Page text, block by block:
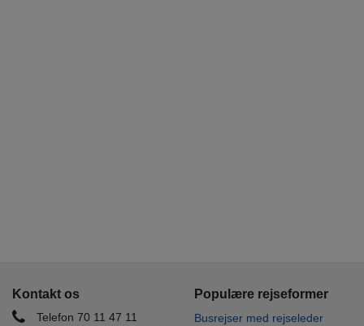
Kontakt os
Telefon 70 11 47 11
Populære rejseformer
Busrejser med rejseleder